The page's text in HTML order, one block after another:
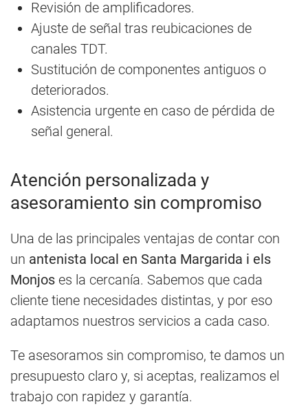
Revisión de amplificadores.
Ajuste de señal tras reubicaciones de
canales TDT.
Sustitución de componentes antiguos o
deteriorados.
Asistencia urgente en caso de pérdida de
señal general.
Atención personalizada y
asesoramiento sin compromiso
Una de las principales ventajas de contar con
un antenista local en Santa Margarida i els
Monjos es la cercanía. Sabemos que cada
cliente tiene necesidades distintas, y por eso
adaptamos nuestros servicios a cada caso.
Te asesoramos sin compromiso, te damos un
presupuesto claro y, si aceptas, realizamos el
trabajo con rapidez y garantía.